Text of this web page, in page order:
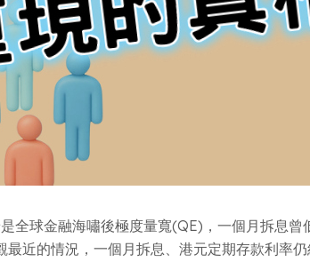
球金融海嘯後極度量寬(QE)，一個月拆息曾
近的情況，一個月拆息、港元定期存款利率